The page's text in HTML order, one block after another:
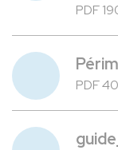
PDF
PDF